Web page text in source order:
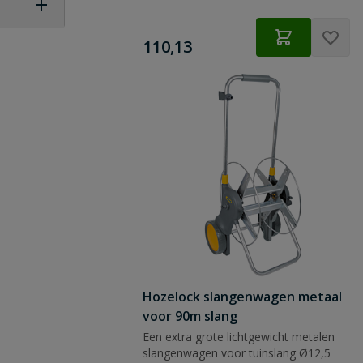
€
110,13
Hozelock slangenwagen metaal
voor 90m slang
Een extra grote lichtgewicht metalen
slangenwagen voor tuinslang Ø12,5